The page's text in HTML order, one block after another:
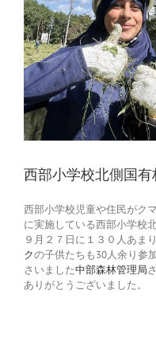
西部小学校北側国
西部小学校児童や住民がク
に実施している西部小学校
９月２７日に１３０人あま
クの子供たちも30人余り
さいました中部森林管理局
ありがとうございました。